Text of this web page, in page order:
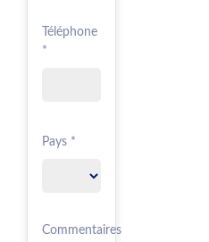
Téléphone
*
Pays *
Commentaires